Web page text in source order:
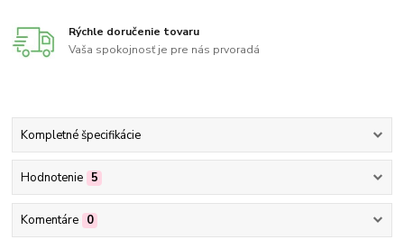
Rýchle doručenie tovaru
Vaša spokojnosť je pre nás prvoradá
Kompletné špecifikácie
Hodnotenie 5
Komentáre 0